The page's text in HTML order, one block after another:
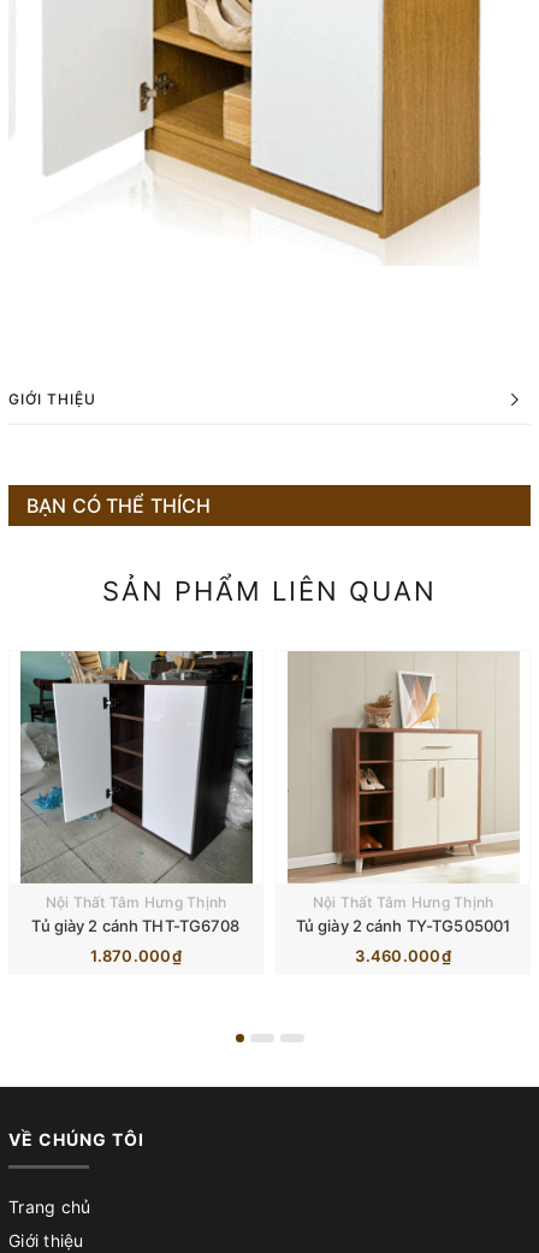
GIỚI THIỆU
BẠN CÓ THỂ THÍCH
SẢN PHẨM LIÊN QUAN
Nội Thất Tâm Hưng Thịnh
Tủ giày 2 cánh THT-TG6708
1.870.000₫
Nội Thất Tâm Hưng Thịnh
Tủ giày 2 cánh TY-TG505001
3.460.000₫
VỀ CHÚNG TÔI
Trang chủ
Giới thiệu